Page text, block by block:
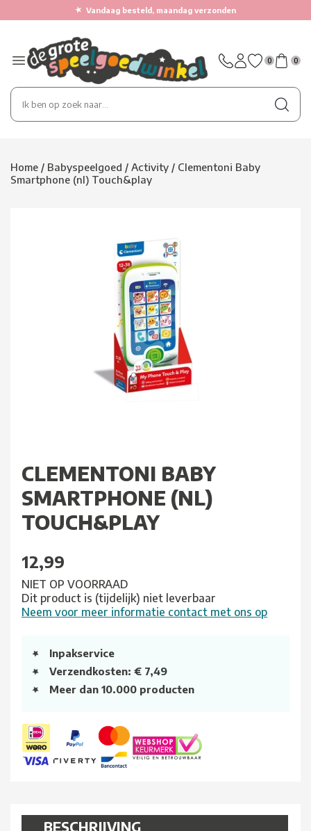
★ Vandaag besteld, maandag verzonden
0 0
Home / Babyspeelgoed / Activity / Clementoni Baby
Smartphone (nl) Touch&play
CLEMENTONI BABY
SMARTPHONE (NL)
TOUCH&PLAY
12,99
NIET OP VOORRAAD
Dit product is (tijdelijk) niet leverbaar
Neem voor meer informatie contact met ons op
Inpakservice
Verzendkosten: € 7,49
Meer dan 10.000 producten
BESCHRIJVING